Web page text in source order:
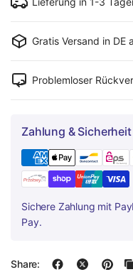
Gratis Versand in
Problemloser
Zahlung & Sicherheit
Sichere Zahlung mit
Pay.
Share: